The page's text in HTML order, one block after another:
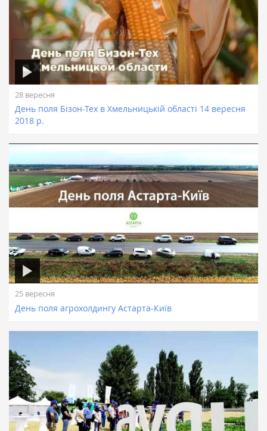
28 вересня
День поля Бізон-Тех в Хмельницькій області 14 вересня
2018 р.
25 вересня
День поля агрохолдингу Астарта-Київ